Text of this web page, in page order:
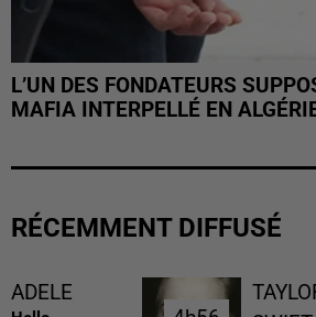
L’UN DES FONDATEURS
MAFIA INTERPELLÉ EN
RÉCEMMENT DIFFUSÉ
ADELE